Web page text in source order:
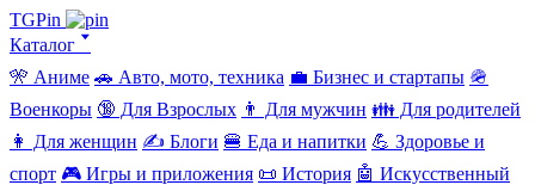
TGPin
Каталог 🢓
🎌 Аниме 🚗 Авто, мото, техника 💼 Бизнес и стартапы 🪖
Военкоры 🔞 Для Взрослых 👨 Для мужчин 👪 Для родителей
👩 Для женщин ✍️ Блоги 🍔 Еда и напитки 💪 Здоровье и
спорт 🎮 Игры и приложения 📜 История 🤖 Искусственный